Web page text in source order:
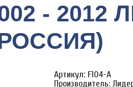
-
Артикул: F104-A
Производитель: